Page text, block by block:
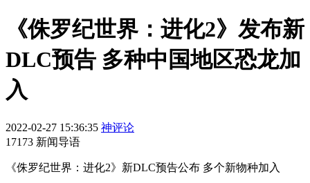
《侏罗纪世界：进化2》发布新
DLC预告 多种中国地区恐龙加
入
2022-02-27 15:36:35 神评论
17173 新闻导语
《侏罗纪世界：进化2》新DLC预告公布 多个新物种加入